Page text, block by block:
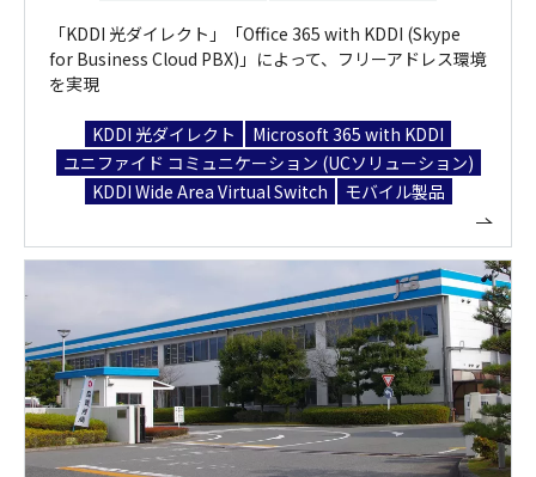
「KDDI 光ダイレクト」「Office 365 with KDDI (Skype
for Business Cloud PBX)」によって、フリーアドレス環境
を実現
KDDI 光ダイレクト
Microsoft 365 with KDDI
ユニファイド コミュニケーション (UCソリューション)
KDDI Wide Area Virtual Switch
モバイル製品